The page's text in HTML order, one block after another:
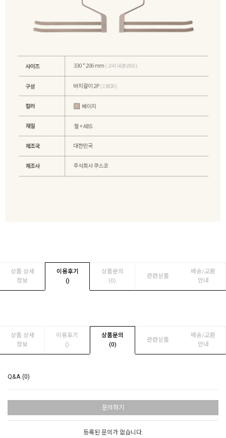
상품 상세
정보
이용후기
()
상품문의
(0)
관련상품
배송/교환
안내
상품 상세
정보
이용후기
()
상품문의
(0)
관련상품
배송/교환
안내
Q&A (0)
문의하기
등록된 문의가 없습니다.